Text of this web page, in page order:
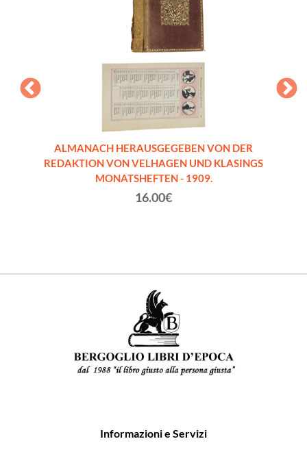
ALMANACH HERAUSGEGEBEN VON DER
REDAKTION VON VELHAGEN UND KLASINGS
MONATSHEFTEN - 1909.
16.00€
Informazioni e Servizi